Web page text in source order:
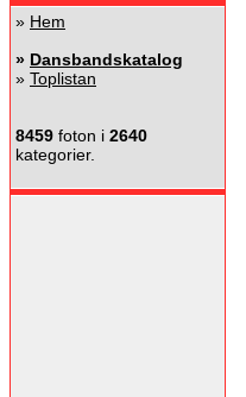
» Hem
» Dansbandskatalog
» Toplistan
8459 foton i 2640
kategorier.